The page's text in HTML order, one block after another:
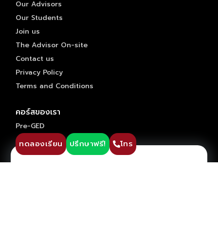
Our Advisors
Our Students
Join us
The Advisor On-site
Contact us
Privacy Policy
Terms and Conditions
คอร์สของเรา
Pre-GED
ติว GED
ติว IGCSE
ทดลองเรียน ปรึกษาฟรี! โทร
ปรึกษาวางแผนการเรียน ฟรี !!